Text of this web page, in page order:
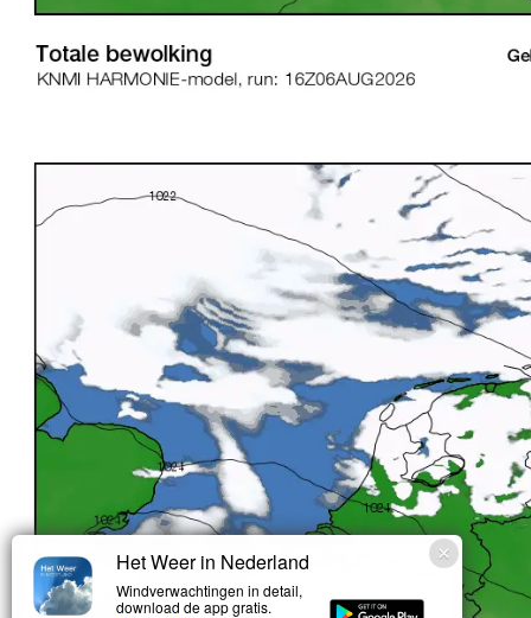
Het Weer in Nederland
Windverwachtingen in detail,
download de app gratis.